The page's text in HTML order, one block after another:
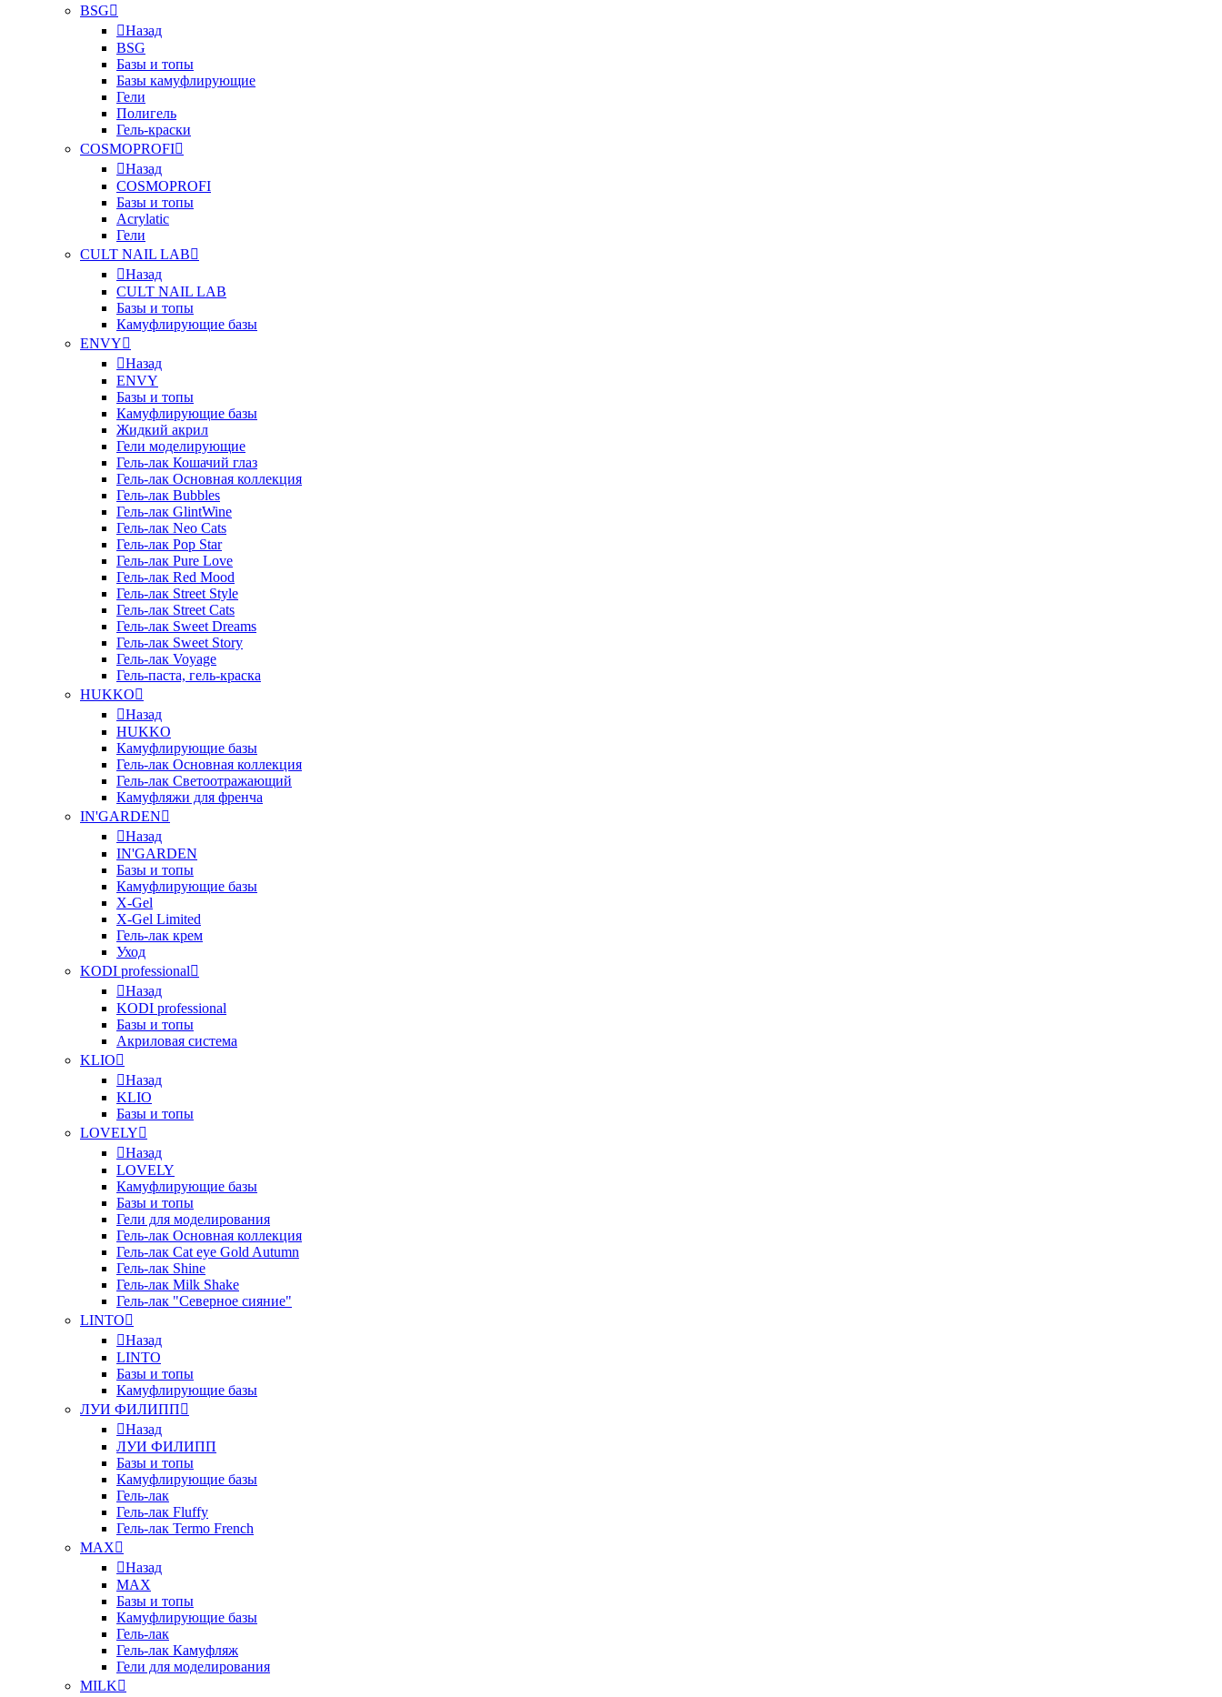
BSG
Назад
BSG
Базы и топы
Базы камуфлирующие
Гели
Полигель
Гель-краски
COSMOPROFI
Назад
COSMOPROFI
Базы и топы
Acrylatic
Гели
CULT NAIL LAB
Назад
CULT NAIL LAB
Базы и топы
Камуфлирующие базы
ENVY
Назад
ENVY
Базы и топы
Камуфлирующие базы
Жидкий акрил
Гели моделирующие
Гель-лак Кошачий глаз
Гель-лак Основная коллекция
Гель-лак Bubbles
Гель-лак GlintWine
Гель-лак Neo Cats
Гель-лак Pop Star
Гель-лак Pure Love
Гель-лак Red Mood
Гель-лак Street Style
Гель-лак Street Cats
Гель-лак Sweet Dreams
Гель-лак Sweet Story
Гель-лак Voyage
Гель-паста, гель-краска
HUKKO
Назад
HUKKO
Камуфлирующие базы
Гель-лак Основная коллекция
Гель-лак Светоотражающий
Камуфляжи для френча
IN'GARDEN
Назад
IN'GARDEN
Базы и топы
Камуфлирующие базы
X-Gel
X-Gel Limited
Гель-лак крем
Уход
KODI professional
Назад
KODI professional
Базы и топы
Акриловая система
KLIO
Назад
KLIO
Базы и топы
LOVELY
Назад
LOVELY
Камуфлирующие базы
Базы и топы
Гели для моделирования
Гель-лак Основная коллекция
Гель-лак Cat eye Gold Autumn
Гель-лак Shine
Гель-лак Milk Shake
Гель-лак "Северное сияние"
LINTO
Назад
LINTO
Базы и топы
Камуфлирующие базы
ЛУИ ФИЛИПП
Назад
ЛУИ ФИЛИПП
Базы и топы
Камуфлирующие базы
Гель-лак
Гель-лак Fluffy
Гель-лак Termo French
MAX
Назад
MAX
Базы и топы
Камуфлирующие базы
Гель-лак
Гель-лак Камуфляж
Гели для моделирования
MILK